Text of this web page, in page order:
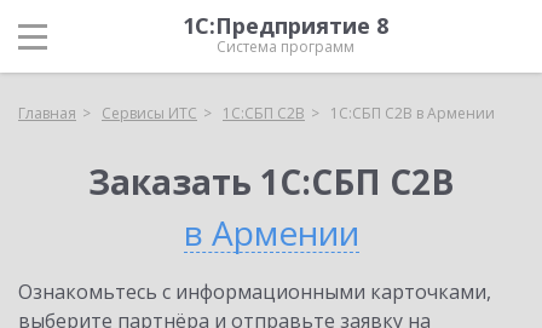
1С:Предприятие 8
Система программ
Главная Сервисы ИТС 1С:СБП C2B 1С:СБП C2B в Армении
Заказать 1С:СБП C2B
в Армении
Ознакомьтесь с информационными карточками,
выберите партнёра и отправьте заявку на